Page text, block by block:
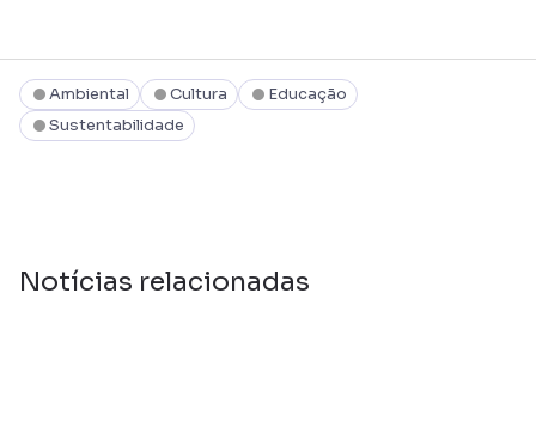
Ambiental Cultura
Educação
Sustentabilidade
Notícias relacionadas